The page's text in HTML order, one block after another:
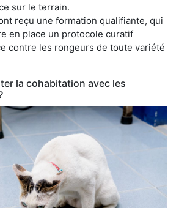
sur le terrain.
reçu une formation qualifiante, qui
en place un protocole curatif
contre les rongeurs de toute variété
la cohabitation avec les